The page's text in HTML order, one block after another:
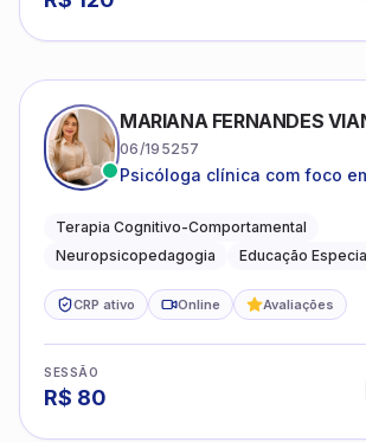
MARIANA FERNANDES
06/195257
Psicóloga clínica com foco
do neurodesenvolvimento.
Terapia Cognitivo-Comportamental
Neuropsicopedagogia
Educação
CRP ativo Online Avaliações
SESSÃO
R$ 80